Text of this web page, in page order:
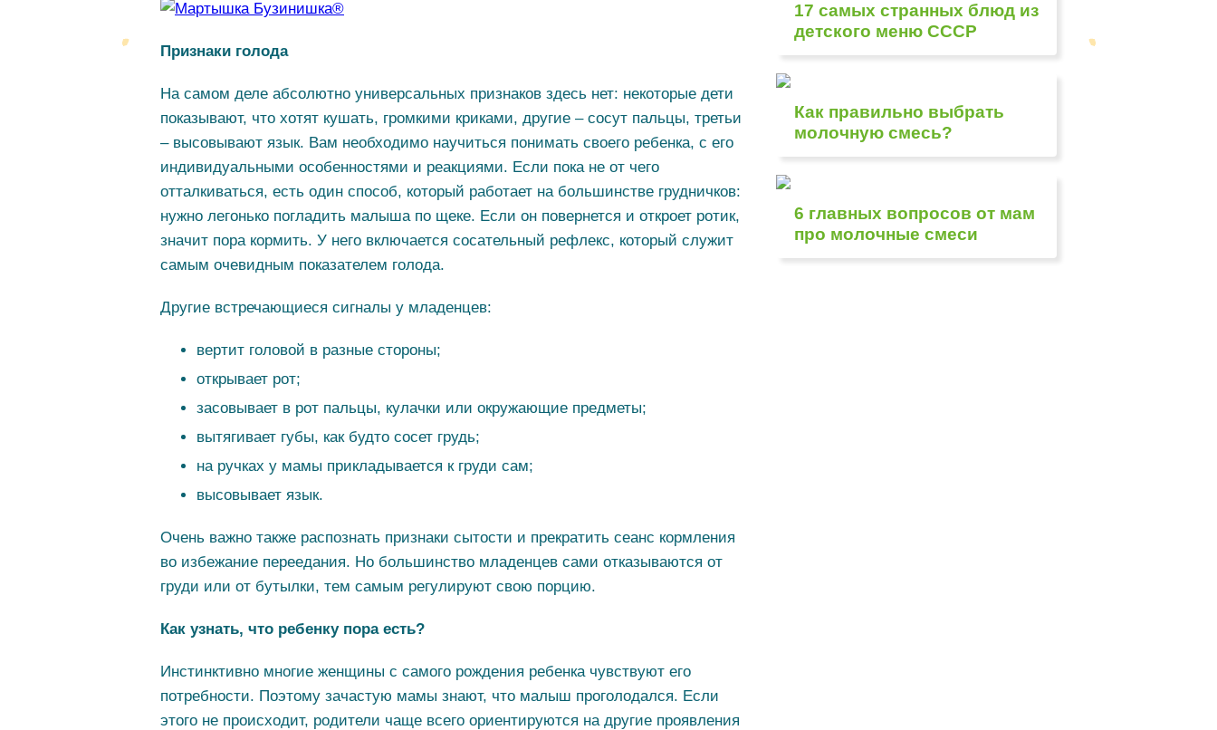
Признаки голода
На самом деле абсолютно универсальных признаков здесь нет: некоторые дети
показывают, что хотят кушать, громкими криками, другие – сосут пальцы, третьи
– высовывают язык. Вам необходимо научиться понимать своего ребенка, с его
индивидуальными особенностями и реакциями. Если пока не от чего
отталкиваться, есть один способ, который работает на большинстве грудничков:
нужно легонько погладить малыша по щеке. Если он повернется и откроет ротик,
значит пора кормить. У него включается сосательный рефлекс, который служит
самым очевидным показателем голода.
Другие встречающиеся сигналы у младенцев:
вертит головой в разные стороны;
открывает рот;
засовывает в рот пальцы, кулачки или окружающие предметы;
вытягивает губы, как будто сосет грудь;
на ручках у мамы прикладывается к груди сам;
высовывает язык.
Очень важно также распознать признаки сытости и прекратить сеанс кормления
во избежание переедания. Но большинство младенцев сами отказываются от
груди или от бутылки, тем самым регулируют свою порцию.
Как узнать, что ребенку пора есть?
Инстинктивно многие женщины с самого рождения ребенка чувствуют его
потребности. Поэтому зачастую мамы знают, что малыш проголодался. Если
этого не происходит, родители чаще всего ориентируются на другие проявления
17 самых странных блюд из
детского меню СССР
Как правильно выбрать
молочную смесь?
6 главных вопросов от мам
про молочные смеси